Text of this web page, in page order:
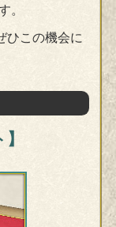
。
ひこの機会に